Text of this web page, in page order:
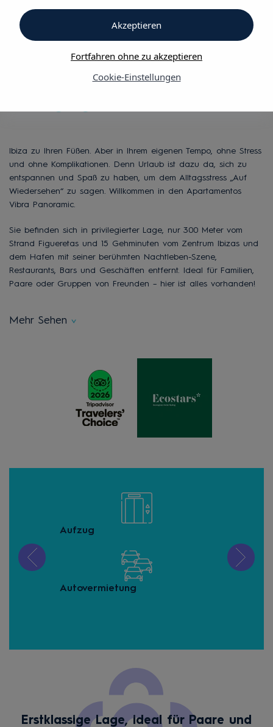
der Nähe des
Zentrums von Ibiza-
Stadt und des
Ibiza zu Ihren Füßen. Aber in Ihrem eigenen Tempo, ohne Stress
und ohne Komplikationen. Denn Urlaub ist dazu da, sich zu
entspannen und Spaß zu haben, um dem Alltagsstress „Auf
Wiedersehen“ zu sagen. Willkommen in den Apartamentos
Vibra Panoramic.
Sie befinden sich in privilegierter Lage, nur 300 Meter vom
Strand Figueretas und 15 Gehminuten vom Zentrum Ibizas und
dem Hafen mit seiner berühmten Nachtleben-Szene,
Restaurants, Bars und Geschäften entfernt. Ideal für Familien,
Paare oder Gruppen von Freunden – hier ist alles vorhanden!
Mehr Sehen
Aufzug
Autovermietung
Erstklassige Lage, ideal für Paare und
Cookie-Einstellungen
Fortfahren ohne zu akzeptieren
Akzeptieren